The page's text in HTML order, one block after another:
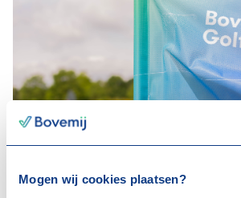
Mogen wij cookies plaatsen?
Bovemij Golfdag 2026:
sportief en verbindend
17 juli 2026